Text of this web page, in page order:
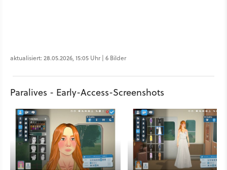
aktualisiert: 28.05.2026, 15:05 Uhr | 6 Bilder
Paralives - Early-Access-Screenshots